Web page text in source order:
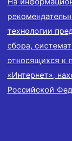
технологии
сбора,
относящихся к
«Интернет»,
Российской